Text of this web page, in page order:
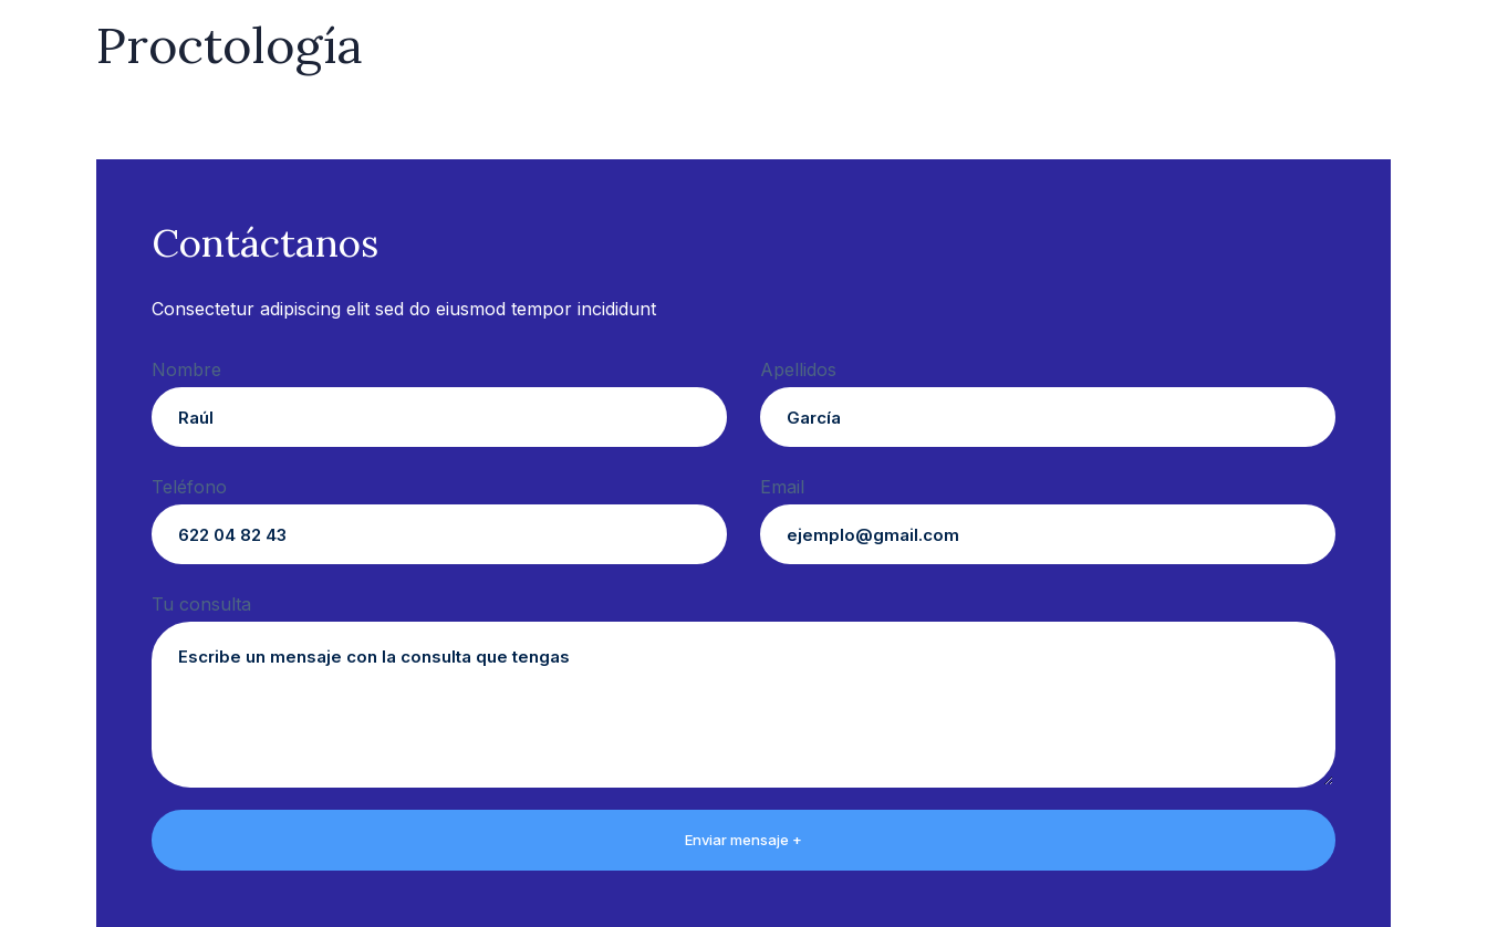
Proctología
Contáctanos
Consectetur adipiscing elit sed do eiusmod tempor incididunt
Nombre Apellidos
Teléfono Email
Tu consulta